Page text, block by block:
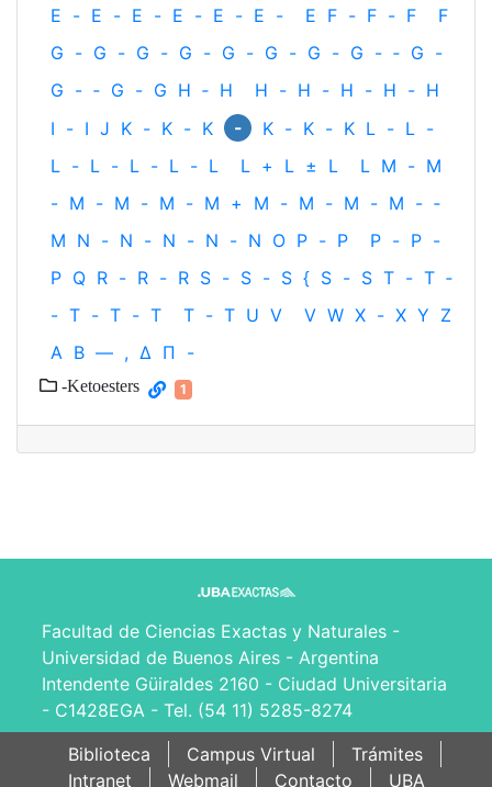
E - E - E - E - E - E - E F - F - F
F
G - G - G - G - G - G - G - G - ‐ G -
G - ‐ G - G H ‐ H H - H - H - H - H
I - I J K - K - K - K - K - K L - L -
L - L - L - L - L L + L ± L L M - M
- M - M - M - M + M - M - M - M - ‐
M N - N - N - N - N O P - P P - P -
P Q R - R - R S - S - S { S - S T - T ‐
- T - T - T T - T U V V W X - X Y Z
Α Β — , Δ Π -
-Ketoesters 1
Facultad de Ciencias Exactas y Naturales -
Universidad de Buenos Aires - Argentina
Intendente Güiraldes 2160 - Ciudad Universitaria
- C1428EGA - Tel. (54 11) 5285-8274
Biblioteca
Campus Virtual
Trámites
Intranet
Webmail Contacto UBA